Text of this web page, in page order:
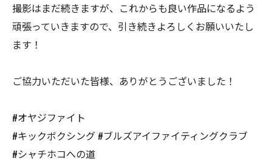
撮影はまだ続きますが、これからも良い作品になるよう
頑張っていきますので、引き続きよろしくお願いいたし
ます！
ご協力いただいた皆様、ありがとうございました！
#オヤジファイト
#キックボクシング #ブルズアイファイティングクラブ
#シャチホコへの道